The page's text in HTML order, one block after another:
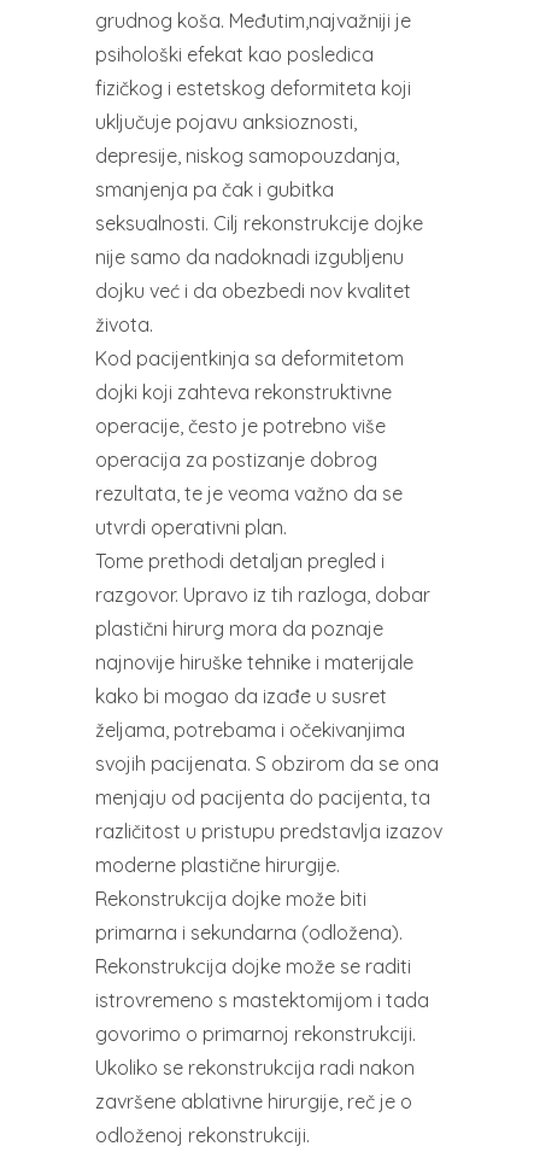
grudnog koša. Međutim,najvažniji je
psihološki efekat kao posledica
fizičkog i estetskog deformiteta koji
uključuje pojavu anksioznosti,
depresije, niskog samopouzdanja,
smanjenja pa čak i gubitka
seksualnosti. Cilj rekonstrukcije dojke
nije samo da nadoknadi izgubljenu
dojku već i da obezbedi nov kvalitet
života.
Kod pacijentkinja sa deformitetom
dojki koji zahteva rekonstruktivne
operacije, često je potrebno više
operacija za postizanje dobrog
rezultata, te je veoma važno da se
utvrdi operativni plan.
Tome prethodi detaljan pregled i
razgovor. Upravo iz tih razloga, dobar
plastični hirurg mora da poznaje
najnovije hiruške tehnike i materijale
kako bi mogao da izađe u susret
željama, potrebama i očekivanjima
svojih pacijenata. S obzirom da se ona
menjaju od pacijenta do pacijenta, ta
različitost u pristupu predstavlja izazov
moderne plastične hirurgije.
Rekonstrukcija dojke može biti
primarna i sekundarna (odložena).
Rekonstrukcija dojke može se raditi
istrovremeno s mastektomijom i tada
govorimo o primarnoj rekonstrukciji.
Ukoliko se rekonstrukcija radi nakon
završene ablativne hirurgije, reč je o
odloženoj rekonstrukciji.